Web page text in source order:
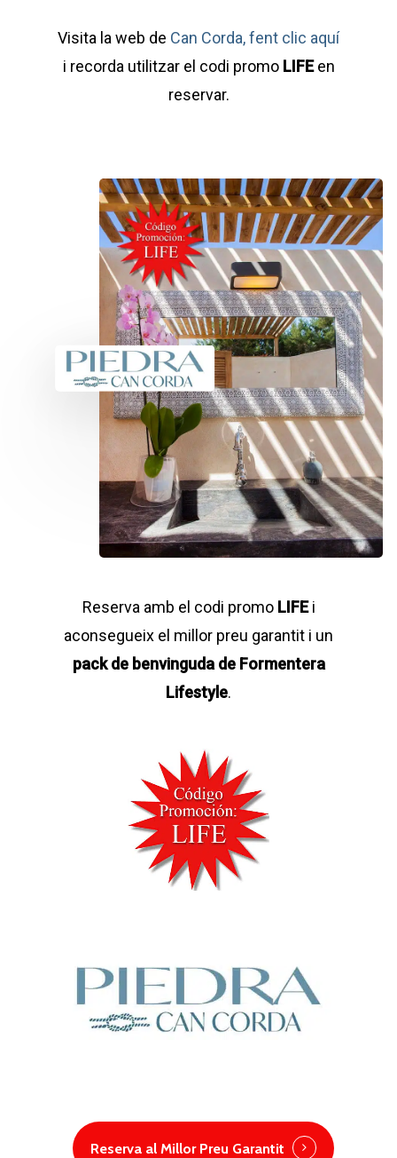
Visita la web de Can Corda, fent clic aquí
i recorda utilitzar el codi promo LIFEen
reservar.
Reserva amb el codi promo LIFEi
aconsegueix el millor preu garantit i un
pack de benvinguda de Formentera
Lifestyle.
Reserva al Millor Preu Garantit